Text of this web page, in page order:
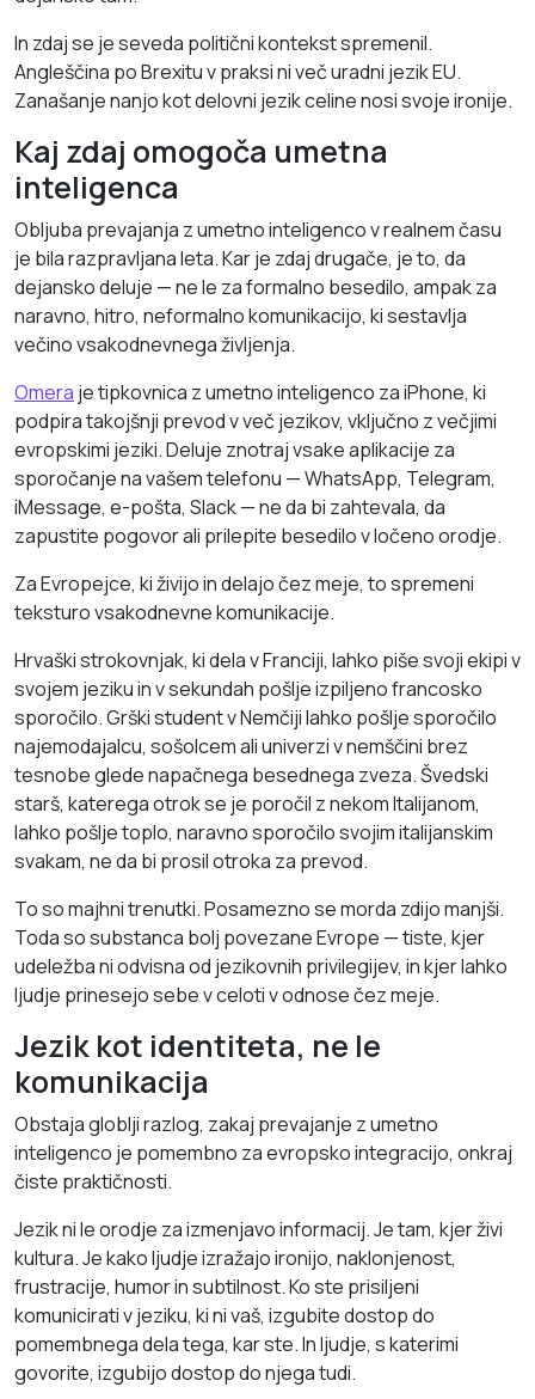
In zdaj se je seveda politični kontekst spremenil.
Angleščina po Brexitu v praksi ni več uradni jezik EU.
Zanašanje nanjo kot delovni jezik celine nosi svoje ironije.
Kaj zdaj omogoča umetna
inteligenca
Obljuba prevajanja z umetno inteligenco v realnem času
je bila razpravljana leta. Kar je zdaj drugače, je to, da
dejansko deluje — ne le za formalno besedilo, ampak za
naravno, hitro, neformalno komunikacijo, ki sestavlja
večino vsakodnevnega življenja.
Omera je tipkovnica z umetno inteligenco za iPhone, ki
podpira takojšnji prevod v več jezikov, vključno z večjimi
evropskimi jeziki. Deluje znotraj vsake aplikacije za
sporočanje na vašem telefonu — WhatsApp, Telegram,
iMessage, e-pošta, Slack — ne da bi zahtevala, da
zapustite pogovor ali prilepite besedilo v ločeno orodje.
Za Evropejce, ki živijo in delajo čez meje, to spremeni
teksturo vsakodnevne komunikacije.
Hrvaški strokovnjak, ki dela v Franciji, lahko piše svoji ekipi v
svojem jeziku in v sekundah pošlje izpiljeno francosko
sporočilo. Grški student v Nemčiji lahko pošlje sporočilo
najemodajalcu, sošolcem ali univerzi v nemščini brez
tesnobe glede napačnega besednega zveza. Švedski
starš, katerega otrok se je poročil z nekom Italijanom,
lahko pošlje toplo, naravno sporočilo svojim italijanskim
svakam, ne da bi prosil otroka za prevod.
To so majhni trenutki. Posamezno se morda zdijo manjši.
Toda so substanca bolj povezane Evrope — tiste, kjer
udeležba ni odvisna od jezikovnih privilegijev, in kjer lahko
ljudje prinesejo sebe v celoti v odnose čez meje.
Jezik kot identiteta, ne le
komunikacija
Obstaja globlji razlog, zakaj prevajanje z umetno
inteligenco je pomembno za evropsko integracijo, onkraj
čiste praktičnosti.
Jezik ni le orodje za izmenjavo informacij. Je tam, kjer živi
kultura. Je kako ljudje izražajo ironijo, naklonjenost,
frustracije, humor in subtilnost. Ko ste prisiljeni
komunicirati v jeziku, ki ni vaš, izgubite dostop do
pomembnega dela tega, kar ste. In ljudje, s katerimi
govorite, izgubijo dostop do njega tudi.